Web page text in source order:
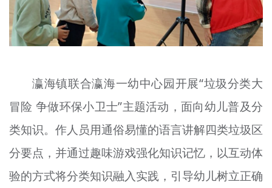
瀛海镇联合瀛海一幼中心园开展“垃圾分类大
冒险 争做环保小卫士”主题活动，面向幼儿普及分
类知识。作人员用通俗易懂的语言讲解四类垃圾区
分要点，并通过趣味游戏强化知识记忆，以互动体
验的方式将分类知识融入实践，引导幼儿树立正确